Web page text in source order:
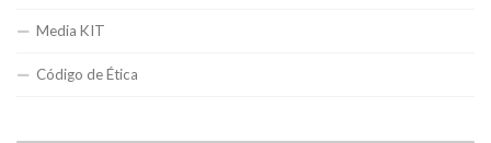
Media KIT
Código de Ética